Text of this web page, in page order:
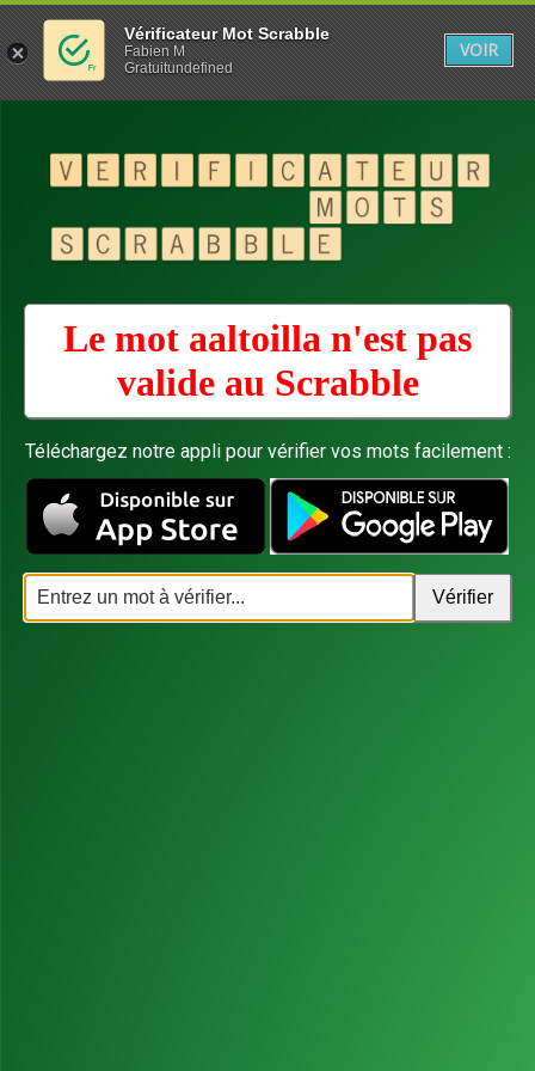
Le mot aaltoilla n'est pas
valide au Scrabble
Téléchargez notre appli pour vérifier vos mots facilement :
Vérificateur Mot Scrabble
Fabien M
Gratuitundefined
VOIR